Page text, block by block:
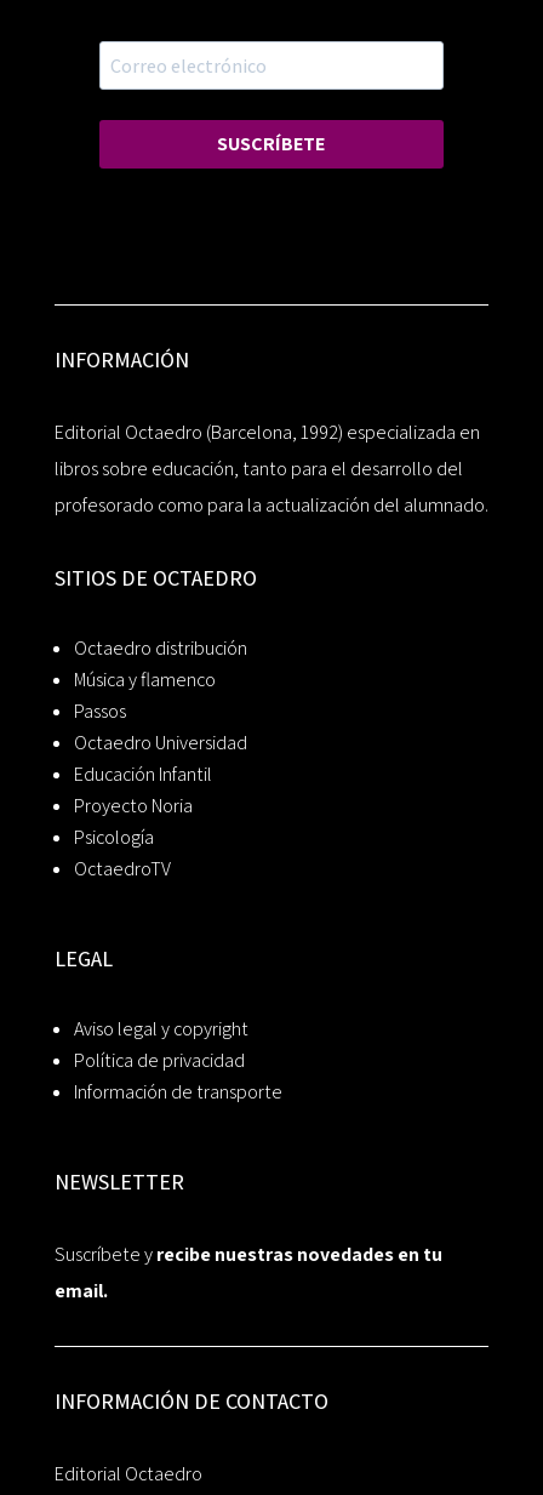
SUSCRÍBETE
INFORMACIÓN
Editorial Octaedro (Barcelona, 1992) especializada en
libros sobre educación, tanto para el desarrollo del
profesorado como para la actualización del alumnado.
SITIOS DE OCTAEDRO
Octaedro distribución
Música y flamenco
Passos
Octaedro Universidad
Educación Infantil
Proyecto Noria
Psicología
OctaedroTV
LEGAL
Aviso legal y copyright
Política de privacidad
Información de transporte
NEWSLETTER
Suscríbete yrecibe nuestras novedades en tu
email.
INFORMACIÓN DE CONTACTO
Editorial Octaedro